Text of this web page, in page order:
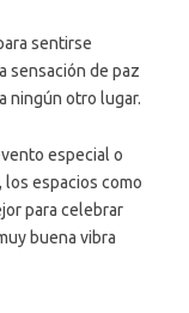
sentirse
sensación de paz
ningún otro lugar.
especial o
los espacios como
para celebrar
buena vibra